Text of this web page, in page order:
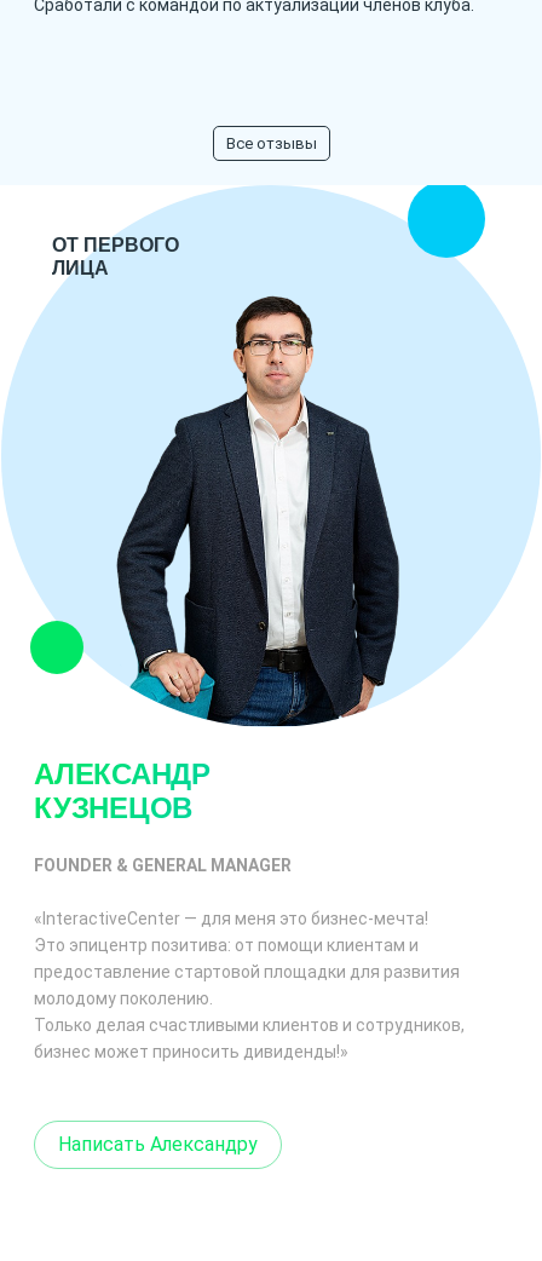
Сработали с командой по актуализации членов клуба.
Все отзывы
ОТ ПЕРВОГО
ЛИЦА
АЛЕКСАНДР
КУЗНЕЦОВ
FOUNDER & GENERAL MANAGER
«InteractiveCenter — для меня это бизнес-мечта!
Это эпицентр позитива: от помощи клиентам и
предоставление стартовой площадки для развития
молодому поколению.
Только делая счастливыми клиентов и сотрудников,
бизнес может приносить дивиденды!»
Написать Александру